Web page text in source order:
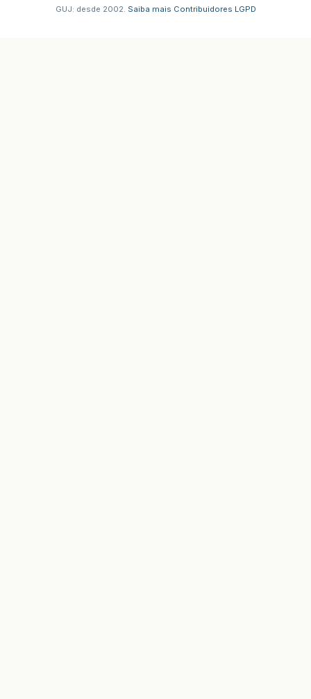
GUJ: desde 2002. Saiba mais Contribuidores LGPD